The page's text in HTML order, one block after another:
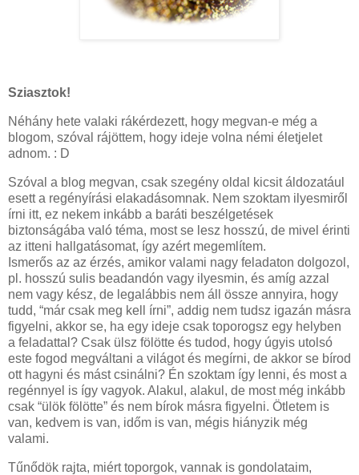
Sziasztok!
Néhány hete valaki rákérdezett, hogy megvan-e még a
blogom, szóval rájöttem, hogy ideje volna némi életjelet
adnom. : D
Szóval a blog megvan, csak szegény oldal kicsit áldozatául
esett a regényírási elakadásomnak. Nem szoktam ilyesmiről
írni itt, ez nekem inkább a baráti beszélgetések
biztonságába való téma, most se lesz hosszú, de mivel érinti
az itteni hallgatásomat, így azért megemlítem.
Ismerős az az érzés, amikor valami nagy feladaton dolgozol,
pl. hosszú sulis beadandón vagy ilyesmin, és amíg azzal
nem vagy kész, de legalábbis nem áll össze annyira, hogy
tudd, “már csak meg kell írni”, addig nem tudsz igazán másra
figyelni, akkor se, ha egy ideje csak toporogsz egy helyben
a feladattal? Csak ülsz fölötte és tudod, hogy úgyis utolsó
este fogod megváltani a világot és megírni, de akkor se bírod
ott hagyni és mást csinálni? Én szoktam így lenni, és most a
regénnyel is így vagyok. Alakul, alakul, de most még inkább
csak “ülök fölötte” és nem bírok másra figyelni. Ötletem is
van, kedvem is van, időm is van, mégis hiányzik még
valami.
Tűnődök rajta, miért toporgok, vannak is gondolataim,